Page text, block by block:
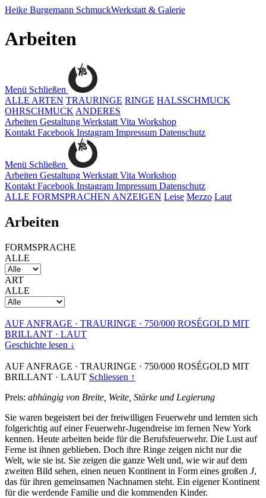
Heike Burgemann SchmuckWerkstatt & Galerie
Arbeiten
Menü Schließen
ALLE ARTEN TRAURINGE RINGE HALSSCHMUCK
OHRSCHMUCK ANDERES
Arbeiten Gestaltung Werkstatt Vita Workshop
Kontakt Facebook Instagram Impressum Datenschutz
Menü Schließen
Arbeiten Gestaltung Werkstatt Vita Workshop
Kontakt Facebook Instagram Impressum Datenschutz
ALLE FORMSPRACHEN ANZEIGEN Leise Mezzo Laut
Arbeiten
FORMSPRACHE
ALLE
ART
ALLE
AUF ANFRAGE · TRAURINGE · 750/000 ROSÉGOLD MIT
BRILLANT · LAUT
Geschichte lesen ↓
AUF ANFRAGE · TRAURINGE · 750/000 ROSÉGOLD MIT
BRILLANT · LAUT Schliessen ↑
Preis: abhängig von Breite, Weite, Stärke und Legierung
Sie waren begeistert bei der freiwilligen Feuerwehr und lernten sich
folgerichtig auf einer Feuerwehr-Jugendreise im fernen New York
kennen. Heute arbeiten beide für die Berufsfeuerwehr. Die Lust auf
Ferne ist ihnen geblieben. Doch ihre Ringe zeigen nicht nur die
Welt, wie sie ist. Sie zeigen die ganze Welt und, wie wir auf dem
zweiten Bild sehen, einen neuen Kontinent in Form eines großen J,
das für ihren gemeinsamen Nachnamen steht. Ein eigener Kontinent
für die werdende Familie und die kommenden Kinder.